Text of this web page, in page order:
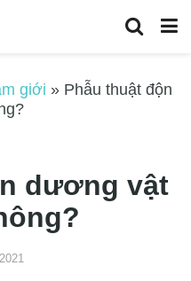
giới » Phẫu thuật độn
dương vật